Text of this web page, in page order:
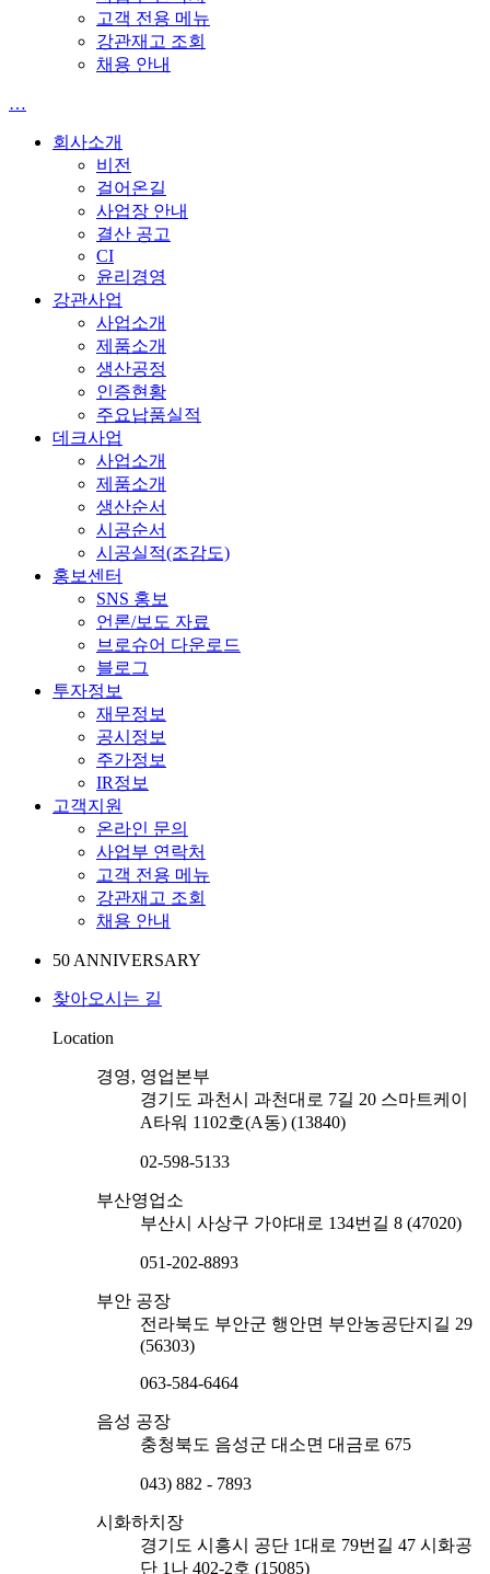
고객 전용 메뉴
강관재고 조회
채용 안내
…
회사소개
비전
걸어온길
사업장 안내
결산 공고
CI
윤리경영
강관사업
사업소개
제품소개
생산공정
인증현황
주요납품실적
데크사업
사업소개
제품소개
생산순서
시공순서
시공실적(조감도)
홍보센터
SNS 홍보
언론/보도 자료
브로슈어 다운로드
블로그
투자정보
재무정보
공시정보
주가정보
IR정보
고객지원
온라인 문의
사업부 연락처
고객 전용 메뉴
강관재고 조회
채용 안내
50 ANNIVERSARY
찾아오시는 길
Location
경영, 영업본부
경기도 과천시 과천대로 7길 20 스마트케이
A타워 1102호(A동) (13840)
02-598-5133
부산영업소
부산시 사상구 가야대로 134번길 8 (47020)
051-202-8893
부안 공장
전라북도 부안군 행안면 부안농공단지길 29
(56303)
063-584-6464
음성 공장
충청북도 음성군 대소면 대금로 675
043) 882 - 7893
시화하치장
경기도 시흥시 공단 1대로 79번길 47 시화공
단 1나 402-2호 (15085)